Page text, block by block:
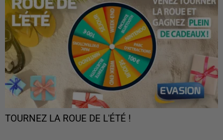
TOURNEZ LA ROUE DE L'ÉTÉ !